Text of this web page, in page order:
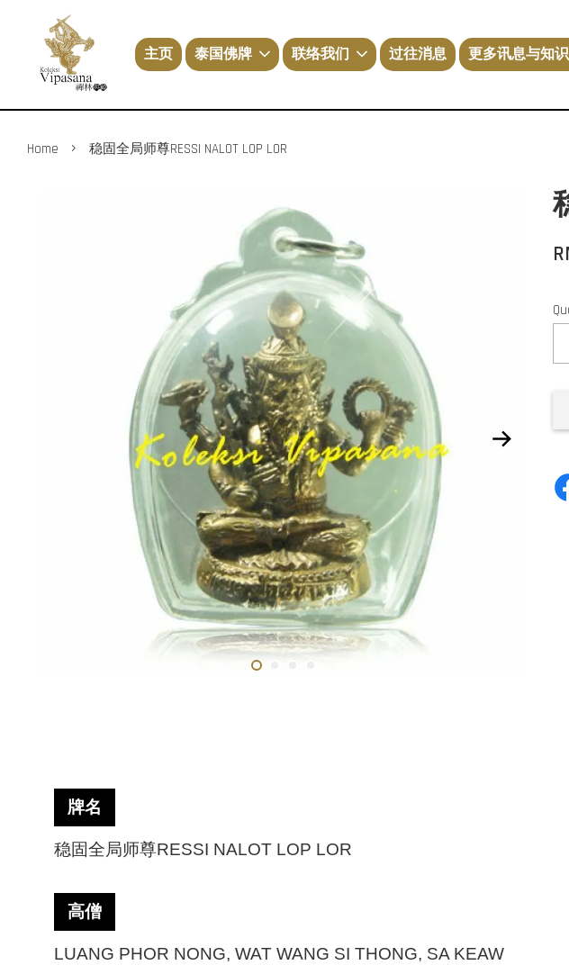
主页 泰国佛牌 联络我们 过往消息 更多讯息与知识
Home › 稳固全局师尊RESSI NALOT LOP LOR
牌名
稳固全局师尊RESSI NALOT LOP LOR
高僧
LUANG PHOR NONG, WAT WANG SI THONG, SA KEAW